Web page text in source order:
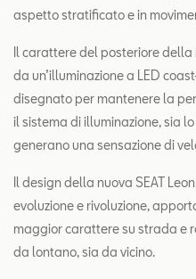
aspetto stratificato e in
Il carattere del posteriore della
da un’illuminazione a LED
disegnato per mantenere la
il sistema di illuminazione, sia
generano una sensazione di
Il design della nuova SEAT
evoluzione e rivoluzione,
maggior carattere su strada e
da lontano, sia da vicino.